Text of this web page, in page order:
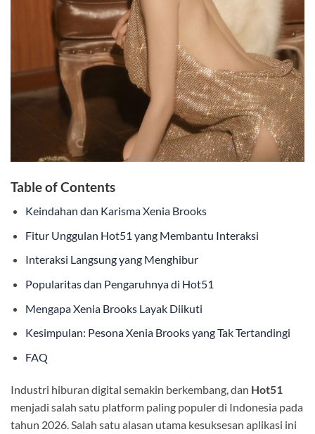
Table of Contents
Keindahan dan Karisma Xenia Brooks
Fitur Unggulan Hot51 yang Membantu Interaksi
Interaksi Langsung yang Menghibur
Popularitas dan Pengaruhnya di Hot51
Mengapa Xenia Brooks Layak Diikuti
Kesimpulan: Pesona Xenia Brooks yang Tak Tertandingi
FAQ
Industri hiburan digital semakin berkembang, dan Hot51
menjadi salah satu platform paling populer di Indonesia pada
tahun 2026. Salah satu alasan utama kesuksesan aplikasi ini